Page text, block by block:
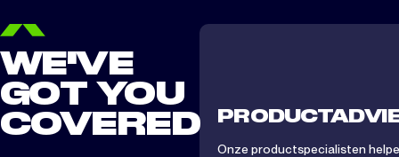
WE'VE
GOT YOU
COVERED
Onze productspecialisten